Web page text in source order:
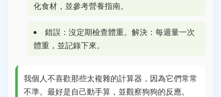
化食材，並參考營養指南。
錯誤：沒定期檢查體重。解決：每週量一次
體重，並記錄下來。
我個人不喜歡那些太複雜的計算器，因為它們常常
不準。最好是自己動手算，並觀察狗狗的反應。